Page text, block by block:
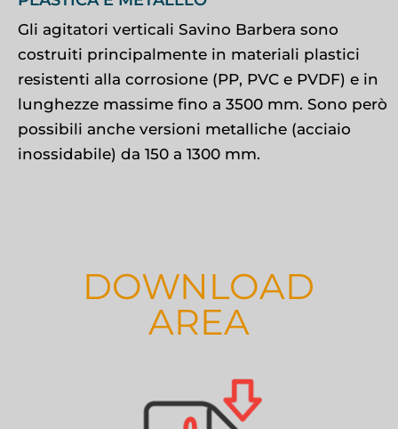
Gli agitatori verticali Savino Barbera sono
costruiti principalmente in materiali plastici
resistenti alla corrosione (PP, PVC e PVDF) e in
lunghezze massime fino a 3500 mm. Sono però
possibili anche versioni metalliche (acciaio
inossidabile) da 150 a 1300 mm.
DOWNLOAD
AREA